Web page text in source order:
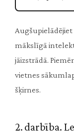
mākslīgā
jāizstrādā.
vietnes
šķirnes.
2. darbība.